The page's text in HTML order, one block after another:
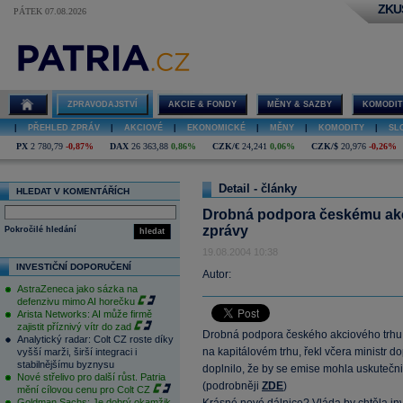
PÁTEK 07.08.2026
ZPRAVODAJSTVÍ AKCIE & FONDY MĚNY & SAZBY
PŘEHLED ZPRÁV AKCIOVÉ EKONOMICKÉ MĚNY KOMODITY
PX 2 780,79 -0,87% DAX 26 363,88 0,86% CZK/€ 24,241 0,06% CZK/$ 20,976 -0,26%
HLEDAT V KOMENTÁŘÍCH
hledat
Pokročilé hledání
INVESTIČNÍ DOPORUČENÍ
AstraZeneca jako sázka na
defenzivu mimo AI horečku
Arista Networks: AI může firmě
zajistit příznivý vítr do zad
Analytický radar: Colt CZ roste díky
vyšší marži, širší integraci i
stabilnějšímu byznysu
Nové střelivo pro další růst. Patria
mění cílovou cenu pro Colt CZ
Detail - články
Drobná podpora českému
zprávy
19.08.2004 10:38
Autor:
Drobná podpora českého akciového
na kapitálovém trhu, řekl včera ministr
doplnilo, že by se emise mohla
(podrobněji ZDE)